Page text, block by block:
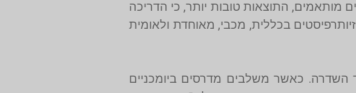
מותאמים, התוצאות טובות יותר, כי הדריכה
בכללית, מכבי, מאוחדת ולאומית
השדרה. כאשר משלבים מדרסים ביומכניים